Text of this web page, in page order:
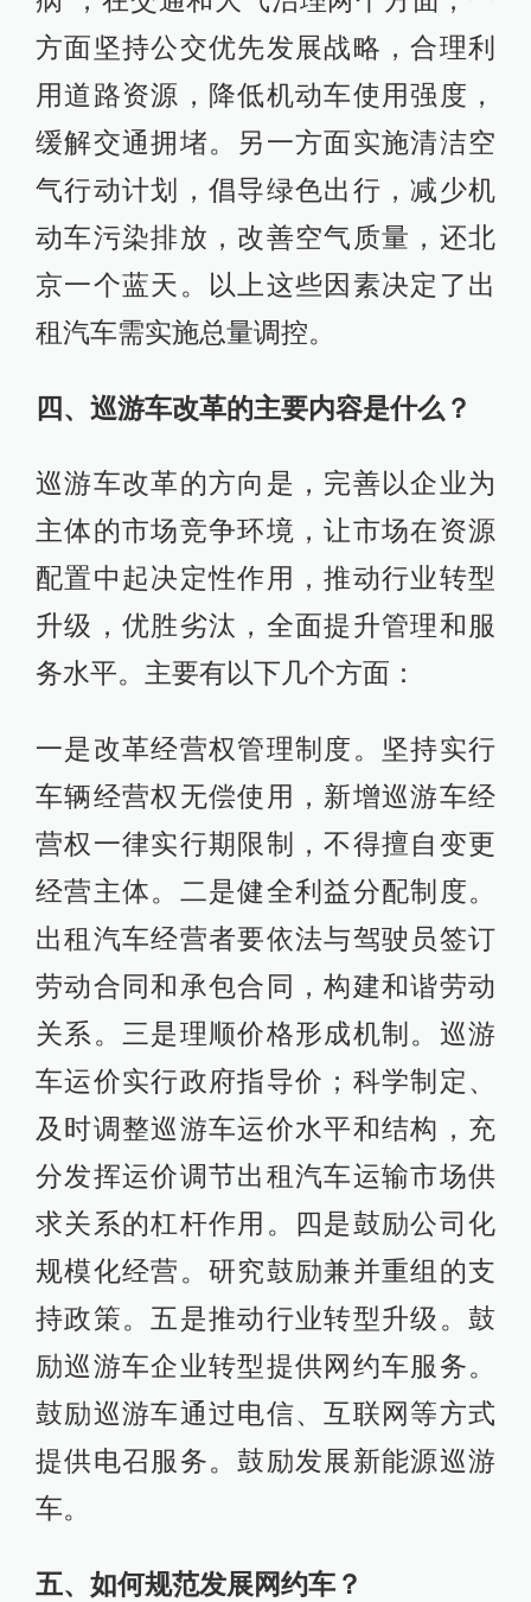
方面坚持公交优先发展战略，合理利
用道路资源，降低机动车使用强度，
缓解交通拥堵。另一方面实施清洁空
气行动计划，倡导绿色出行，减少机
动车污染排放，改善空气质量，还北
京一个蓝天。以上这些因素决定了出
租汽车需实施总量调控。
四、巡游车改革的主要内容是什么？
巡游车改革的方向是，完善以企业为
主体的市场竞争环境，让市场在资源
配置中起决定性作用，推动行业转型
升级，优胜劣汰，全面提升管理和服
务水平。主要有以下几个方面：
一是改革经营权管理制度。坚持实行
车辆经营权无偿使用，新增巡游车经
营权一律实行期限制，不得擅自变更
经营主体。二是健全利益分配制度。
出租汽车经营者要依法与驾驶员签订
劳动合同和承包合同，构建和谐劳动
关系。三是理顺价格形成机制。巡游
车运价实行政府指导价；科学制定、
及时调整巡游车运价水平和结构，充
分发挥运价调节出租汽车运输市场供
求关系的杠杆作用。四是鼓励公司化
规模化经营。研究鼓励兼并重组的支
持政策。五是推动行业转型升级。鼓
励巡游车企业转型提供网约车服务。
鼓励巡游车通过电信、互联网等方式
提供电召服务。鼓励发展新能源巡游
车。
五、如何规范发展网约车？